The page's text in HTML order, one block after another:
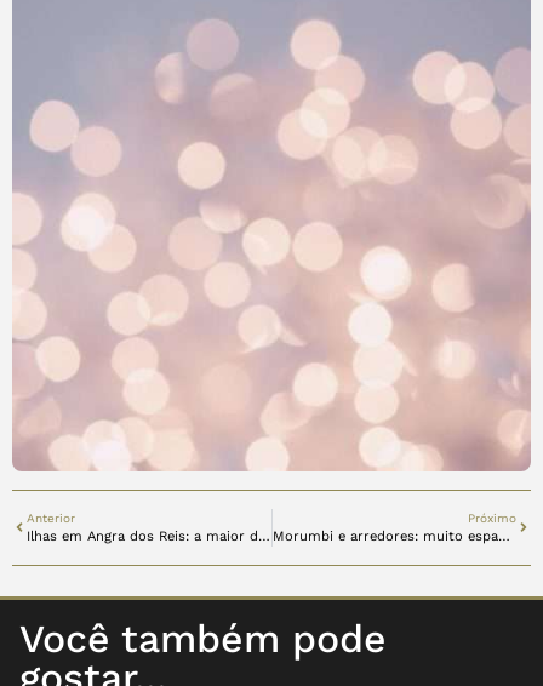
Anterior
Ilhas em Angra dos Reis: a maior dentre todas elas, é a Ilha Grande
Próximo
Morumbi e arredores: muito espaço e charme
Você também pode